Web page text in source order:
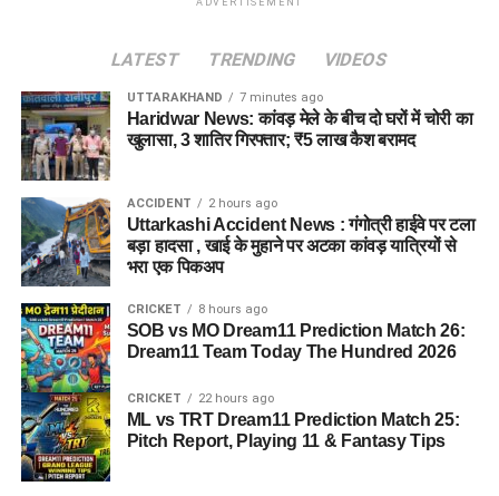
ADVERTISEMENT
LATEST TRENDING VIDEOS
UTTARAKHAND 7 minutes ago
Haridwar News: कांवड़ मेले के बीच दो घरों में चोरी का
खुलासा, 3 शातिर गिरफ्तार; ₹5 लाख कैश बरामद
ACCIDENT 2 hours ago
Uttarkashi Accident News : गंगोत्री हाईवे पर टला
बड़ा हादसा , खाई के मुहाने पर अटका कांवड़ यात्रियों से
भरा एक पिकअप
CRICKET 8 hours ago
SOB vs MO Dream11 Prediction Match 26:
Dream11 Team Today The Hundred 2026
CRICKET 22 hours ago
ML vs TRT Dream11 Prediction Match 25:
Pitch Report, Playing 11 & Fantasy Tips